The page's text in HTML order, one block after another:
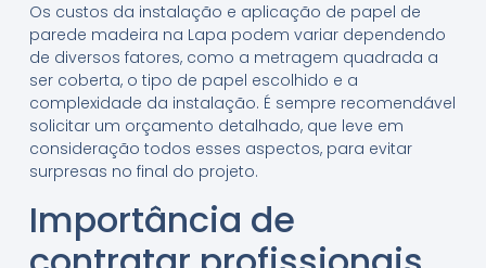
Os custos da instalação e aplicação de papel de
parede madeira na Lapa podem variar dependendo
de diversos fatores, como a metragem quadrada a
ser coberta, o tipo de papel escolhido e a
complexidade da instalação. É sempre recomendável
solicitar um orçamento detalhado, que leve em
consideração todos esses aspectos, para evitar
surpresas no final do projeto.
Importância de